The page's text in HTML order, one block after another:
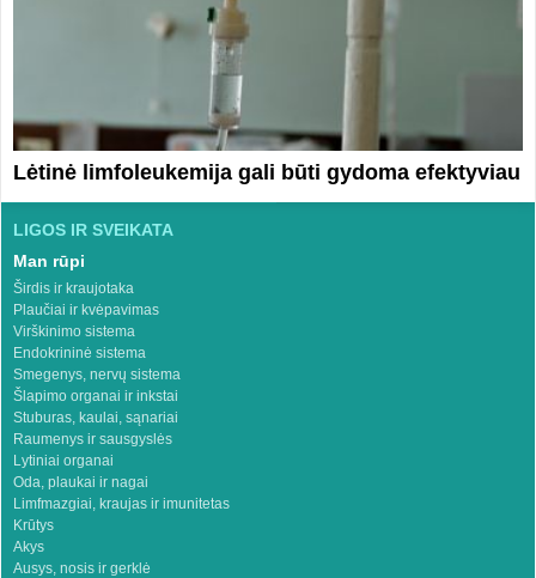
Lėtinė limfoleukemija gali būti gydoma efektyviau
LIGOS IR SVEIKATA
Man rūpi
Širdis ir kraujotaka
Plaučiai ir kvėpavimas
Virškinimo sistema
Endokrininė sistema
Smegenys, nervų sistema
Šlapimo organai ir inkstai
Stuburas, kaulai, sąnariai
Raumenys ir sausgyslės
Lytiniai organai
Oda, plaukai ir nagai
Limfmazgiai, kraujas ir imunitetas
Krūtys
Akys
Ausys, nosis ir gerklė